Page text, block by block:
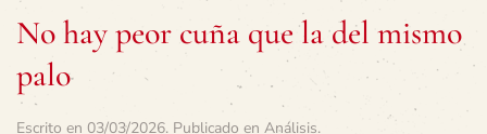
No hay peor cuña que la del mismo
palo
Escrito en 03/03/2026. Publicado en Análisis.